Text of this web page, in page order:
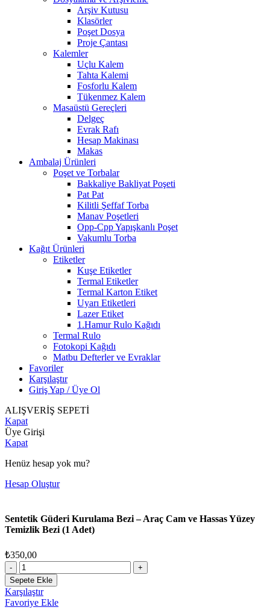
Arşiv Kutusu
Klasörler
Poşet Dosya
Proje Çantası
Kalemler
Uçlu Kalem
Tahta Kalemi
Fosforlu Kalem
Tükenmez Kalem
Masaüstü Gereçleri
Delgeç
Evrak Rafı
Hesap Makinası
Makas
Ambalaj Ürünleri
Poşet ve Torbalar
Bakkaliye Bakliyat Poşeti
Pat Pat
Kilitli Şeffaf Torba
Manav Poşetleri
Opp-Cpp Yapışkanlı Poşet
Vakumlu Torba
Kağıt Ürünleri
Etiketler
Kuşe Etiketler
Termal Etiketler
Termal Karton Etiket
Uyarı Etiketleri
Lazer Etiket
1.Hamur Rulo Kağıdı
Termal Rulo
Fotokopi Kağıdı
Matbu Defterler ve Evraklar
Favoriler
Karşılaştır
Giriş Yap / Üye Ol
ALIŞVERİŞ SEPETİ
Kapat
Üye Girişi
Kapat
Henüz hesap yok mu?
Hesap Oluştur
Sentetik Güderi Kurulama Bezi – Araç Cam ve Hassas Yüzey
Temizlik Bezi (1 Adet)
₺350,00
Sentetik
Güderi
Kurulama
Bezi
Sepete Ekle
Karşılaştır
Favoriye Ekle